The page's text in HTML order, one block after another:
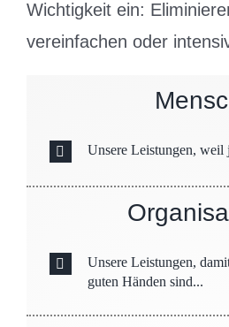
Wichtigkeit ein:
vereinfachen oder
Unsere Leistungen, weil
Unsere Leistungen,
guten Händen sind...